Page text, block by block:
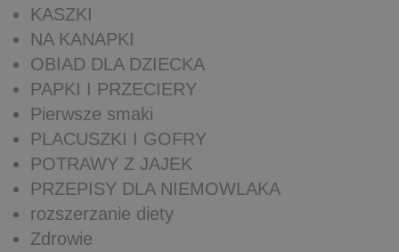
KASZKI
NA KANAPKI
OBIAD DLA DZIECKA
PAPKI I PRZECIERY
Pierwsze smaki
PLACUSZKI I GOFRY
POTRAWY Z JAJEK
PRZEPISY DLA NIEMOWLAKA
rozszerzanie diety
Zdrowie